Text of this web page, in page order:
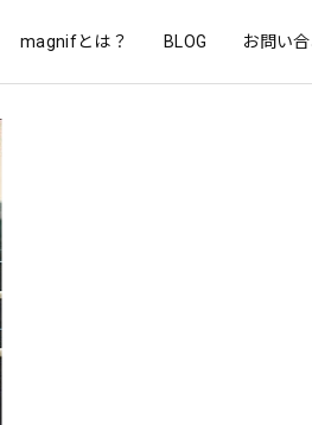
magnifとは？ BLOG お問い